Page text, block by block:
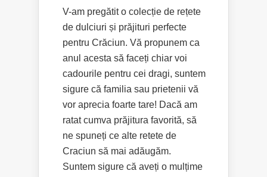
V-am pregătit o colecție de rețete
de dulciuri și prăjituri perfecte
pentru Crăciun. Vă propunem ca
anul acesta să faceți chiar voi
cadourile pentru cei dragi, suntem
sigure că familia sau prietenii vă
vor aprecia foarte tare! Dacă am
ratat cumva prăjitura favorită, să
ne spuneți ce alte retete de
Craciun să mai adăugăm.
Suntem sigure că aveți o mulțime